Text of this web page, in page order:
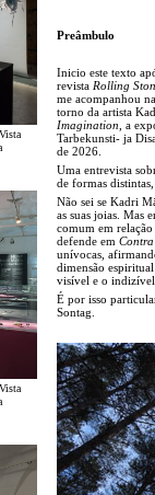
Preâmbulo
Inicio este texto
revista Rolling
me acompanhou
torno da artista
Imagination , a
Tarbekunsti- ja
de 2026.
Uma entrevista
de formas
Não sei se Kadri
as suas joias. Mas
comum em
defende em
unívocas,
dimensão
visível e o
É por isso
Sontag.